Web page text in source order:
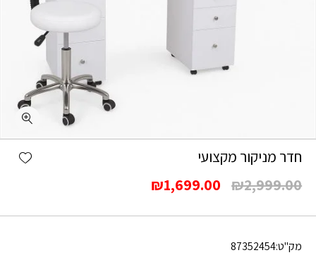
חדר מניקור מקצועי
₪2,999.00
המחיר
היה:
₪1,699.00
המחיר
הוא:
מק"ט:87352454